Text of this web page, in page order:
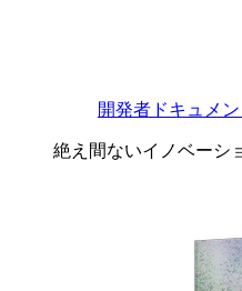
開発者ドキュメ
絶え間ないイノベーシ